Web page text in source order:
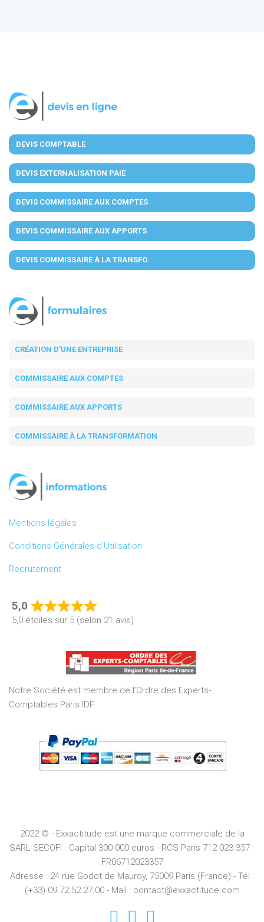
DEVIS COMPTABLE
DEVIS EXTERNALISATION PAIE
DEVIS COMMISSAIRE AUX COMPTES
DEVIS COMMISSAIRE AUX APPORTS
DEVIS COMMISSAIRE À LA TRANSFO.
CRÉATION D'UNE ENTREPRISE
COMMISSAIRE AUX COMPTES
COMMISSAIRE AUX APPORTS
COMMISSAIRE À LA TRANSFORMATION
Mentions légales
Conditions Générales d’Utilisation
Recrutement
5,0
Rated
5,0
of
5
5,0 étoiles sur 5 (selon 21 avis)
Notre Société est membre de l’Ordre des Experts-
Comptables Paris IDF.
2022 © - Exxactitude est une marque commerciale de la
SARL SECOFI - Capital 300 000 euros - RCS Paris 712 023 357 -
FR06712023357
Adresse : 24 rue Godot de Mauroy, 75009 Paris (France) - Tél :
(+33) 09.72.52.27.00 - Mail : contact@exxactitude.com